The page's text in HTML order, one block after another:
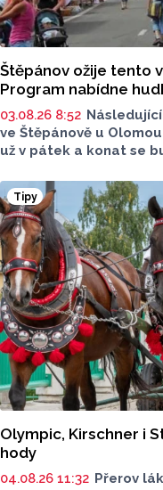
Štěpánov ožije tento
Program nabídne
03.08.26 8:52
ve Štěpánově u
už v pátek a konat se
veselice, bohatého
rodinu a na skvělou
Tipy
Olympic, Kirschner i
hody
04.08.26 11:32 Přerov